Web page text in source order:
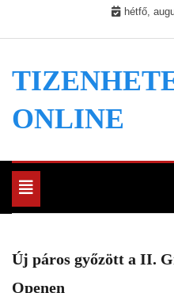
hétfő,
ONLINE
Toggle
navigation
Új páros győzött a II.
Openen